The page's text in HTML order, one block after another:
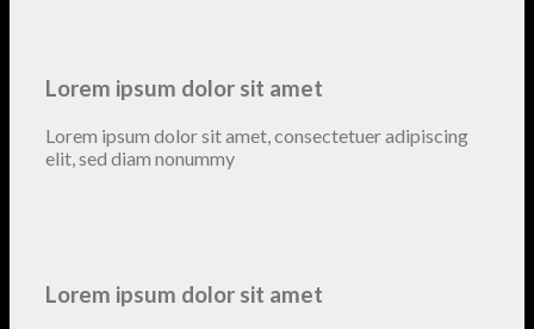
Lorem ipsum dolor sit amet
Lorem ipsum dolor sit amet, consectetuer adipiscing
elit, sed diam nonummy
Lorem ipsum dolor sit amet